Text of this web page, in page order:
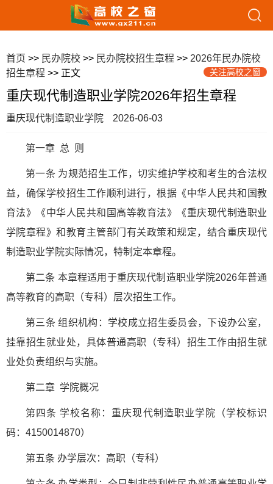
首页 >> 民办院校 >> 民办院校招生章程 >> 2026年民办院校
招生章程 >> 正文 关注高校之窗
重庆现代制造职业学院2026年招生章程
重庆现代制造职业学院 2026-06-03
第一章 总 则
第一条 为规范招生工作，切实维护学校和考生的合法权
益，确保学校招生工作顺利进行，根据《中华人民共和国教
育法》《中华人民共和国高等教育法》《重庆现代制造职业
学院章程》和教育主管部门有关政策和规定，结合重庆现代
制造职业学院实际情况，特制定本章程。
第二条 本章程适用于重庆现代制造职业学院2026年普通
高等教育的高职（专科）层次招生工作。
第三条 组织机构：学校成立招生委员会，下设办公室，
挂靠招生就业处，具体普通高职（专科）招生工作由招生就
业处负责组织与实施。
第二章 学院概况
第四条 学校名称：重庆现代制造职业学院（学校标识
码：4150014870）
第五条 办学层次：高职（专科）